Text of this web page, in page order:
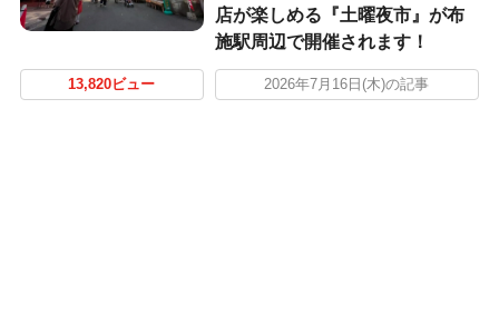
店が楽しめる『土曜夜市』が布
施駅周辺で開催されます！
13,820ビュー 2026年7月16日(木)の記事